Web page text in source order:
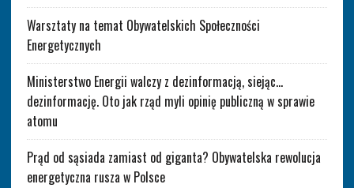
Warsztaty na temat Obywatelskich Społeczności
Energetycznych
Ministerstwo Energii walczy z dezinformacją, siejąc…
dezinformację. Oto jak rząd myli opinię publiczną w sprawie
atomu
Prąd od sąsiada zamiast od giganta? Obywatelska rewolucja
energetyczna rusza w Polsce